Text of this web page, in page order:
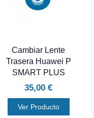
Cambiar Lente
Trasera Huawei P
SMART PLUS
35,00 €
Ver Producto